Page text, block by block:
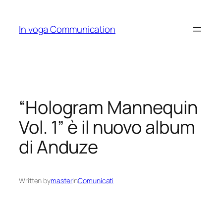
content
In voga Communication
“Hologram Mannequin
Vol. 1” è il nuovo album
di Anduze
Written bymasterinComunicati